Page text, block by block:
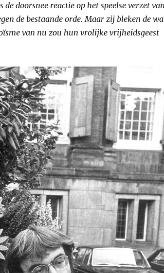
de doorsnee reactie op het speelse verzet
de bestaande orde. Maar zij bleken de
van nu zou hun vrolijke vrijheidsgeest